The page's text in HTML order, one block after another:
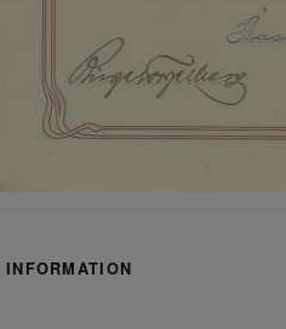
INFORMATION